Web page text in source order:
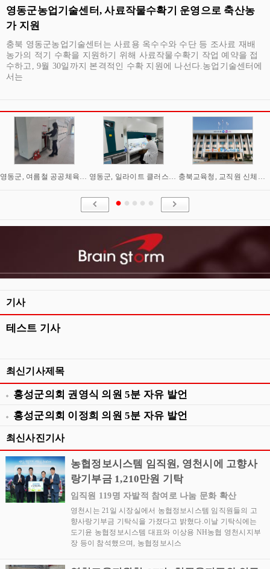
영동군농업기술센터, 사료작물수확기 운영으로 축산농
가 지원
충북 영동군농업기술센터는 사료용 옥수수와 수단 등 조사료 재배
농가의 적기 수확을 지원하기 위해 사료작물수확기 작업 예약을 접
수하고, 9월 30일까지 본격적인 수확 지원에 나선다.농업기술센터에
서는
영동군, 여름철 공공체육시설 안전점검 실시 영동군, 일라이트 클러스터 조성 순항… 산업화 기반 강화 충북교육청, 교직원 신체·마음건강 통합 지원 강화
기사
테스트 기사
최신기사제목
홍성군의회 권영식 의원 5분 자유 발언
홍성군의회 이정희 의원 5분 자유 발언
최신사진기사
농협정보시스템 임직원, 영천시에 고향사
랑기부금 1,210만원 기탁
임직원 119명 자발적 참여로 나눔 문화 확산
영천시는 21일 시장실에서 농협정보시스템 임직원들의 고
향사랑기부금 기탁식을 가졌다고 밝혔다.이날 기탁식에는
도기윤 농협정보시스템 대표와 이상용 NH농협 영천시지부
장 등이 참석했으며, 농협정보시스